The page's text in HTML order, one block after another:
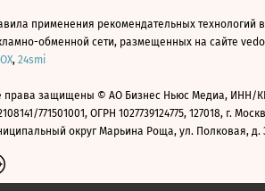
применения рекомендательных технологий
обменной сети, размещенных на сайте
, 24smi
права защищены © АО Бизнес Ньюс Медиа, ИНН/
771501001, ОГРН 1027739124775, 127018, г.
округ Марьина Роща, ул. Полковая, д.